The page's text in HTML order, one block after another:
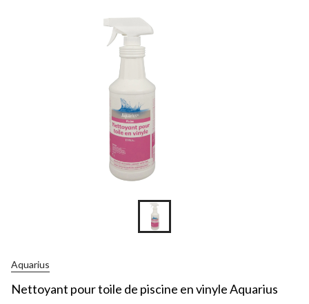
Aquarius
Nettoyant pour toile de piscine en vinyle Aquarius